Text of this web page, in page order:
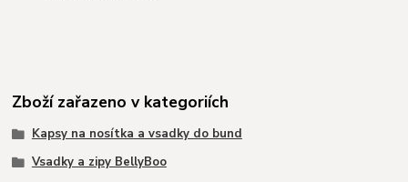
Zboží zařazeno v kategoriích
Kapsy na nosítka a vsadky do bund
Vsadky a zipy BellyBoo